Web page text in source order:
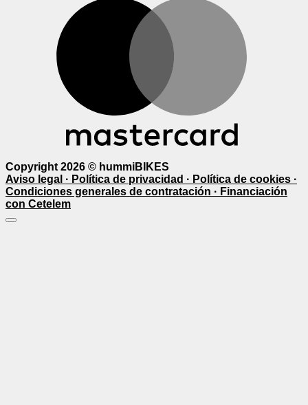
Copyright 2026 © hummiBIKES
Aviso legal · Política de privacidad · Política de cookies ·
Condiciones generales de contratación · Financiación
con Cetelem